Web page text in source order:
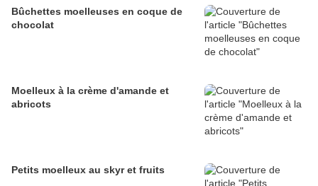
Bûchettes moelleuses en coque de
chocolat
Moelleux à la crème d'amande et
abricots
Petits moelleux au skyr et fruits